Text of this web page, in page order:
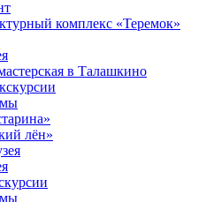
комплекс «Теремок»
в Талашкино
лён»